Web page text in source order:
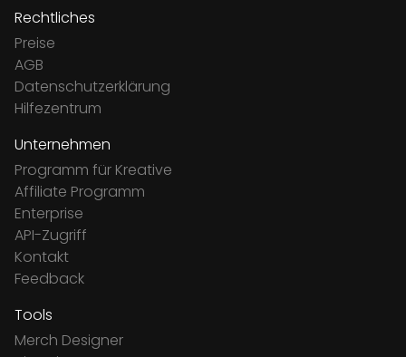
Rechtliches
Preise
AGB
Datenschutzerklärung
Hilfezentrum
Unternehmen
Programm für Kreative
Affiliate Programm
Enterprise
API-Zugriff
Kontakt
Feedback
Tools
Merch Designer